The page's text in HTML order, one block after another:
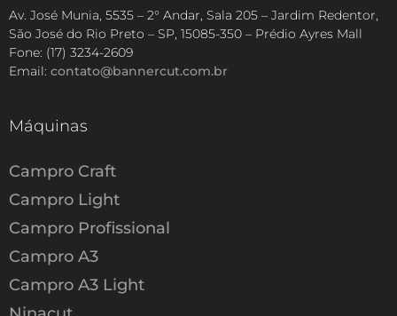
Av. José Munia, 5535 – 2° Andar, Sala 205 – Jardim Redentor,
São José do Rio Preto – SP, 15085-350 – Prédio Ayres Mall
Fone: (17) 3234-2609
Email: contato@bannercut.com.br
Máquinas
Campro Craft
Campro Light
Campro Profissional
Campro A3
Campro A3 Light